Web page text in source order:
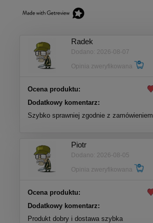
Radek
Dodano: 2026-08-07
Opinia zweryfikowana
Ocena produktu:
Dodatkowy komentarz:
Szybko sprawniej zgodnie z zamówieniem.
Piotr
Dodano: 2026-08-05
Opinia zweryfikowana
Ocena produktu:
Dodatkowy komentarz:
Produkt dobry i dostawa szybka